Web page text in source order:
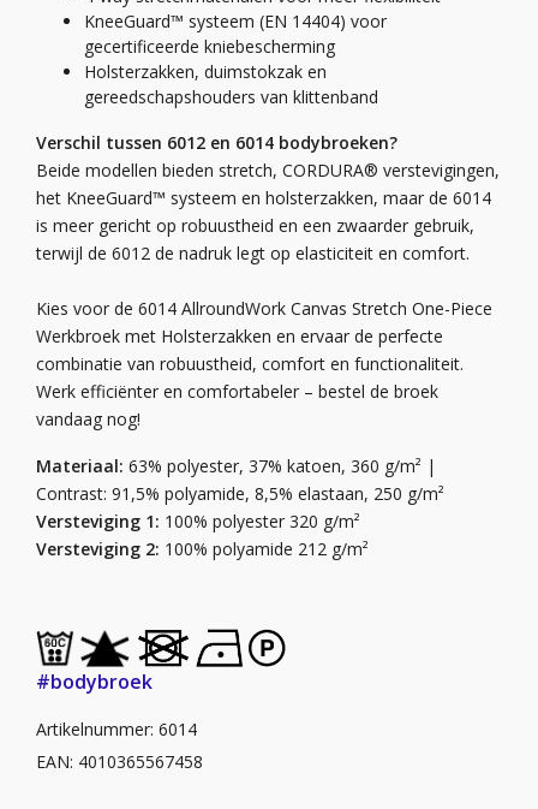
KneeGuard™ systeem (EN 14404) voor
gecertificeerde kniebescherming
Holsterzakken, duimstokzak en
gereedschapshouders van klittenband
Verschil tussen 6012 en 6014 bodybroeken?
Beide modellen bieden stretch, CORDURA® verstevigingen,
het KneeGuard™ systeem en holsterzakken, maar de 6014
is meer gericht op robuustheid en een zwaarder gebruik,
terwijl de 6012 de nadruk legt op elasticiteit en comfort.
Kies voor de 6014 AllroundWork Canvas Stretch One-Piece
Werkbroek met Holsterzakken en ervaar de perfecte
combinatie van robuustheid, comfort en functionaliteit.
Werk efficiënter en comfortabeler – bestel de broek
vandaag nog!
Materiaal: 63% polyester, 37% katoen, 360 g/m² |
Contrast: 91,5% polyamide, 8,5% elastaan, 250 g/m²
Versteviging 1: 100% polyester 320 g/m²
Versteviging 2: 100% polyamide 212 g/m²
#bodybroek
Artikelnummer: 6014
EAN: 4010365567458